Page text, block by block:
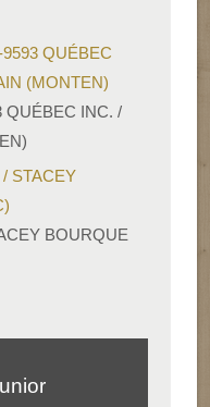
QUÉBEC
(MONTEN)
QUÉBEC INC. /
STACEY
BOURQUE